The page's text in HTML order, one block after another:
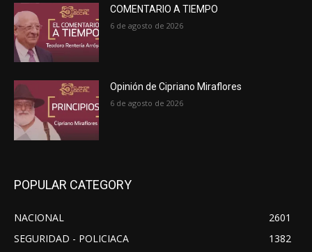
COMENTARIO A TIEMPO
6 de agosto de 2026
Opinión de Cipriano Miraflores
6 de agosto de 2026
POPULAR CATEGORY
NACIONAL
2601
SEGURIDAD - POLICIACA
1382